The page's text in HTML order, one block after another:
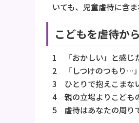
いても、児童虐待に含ま
こどもを虐待か
1 「おかしい」と感じ
2 「しつけのつもり…」
3 ひとりで抱えこまな
4 親の立場よりこども
5 虐待はあなたの周り